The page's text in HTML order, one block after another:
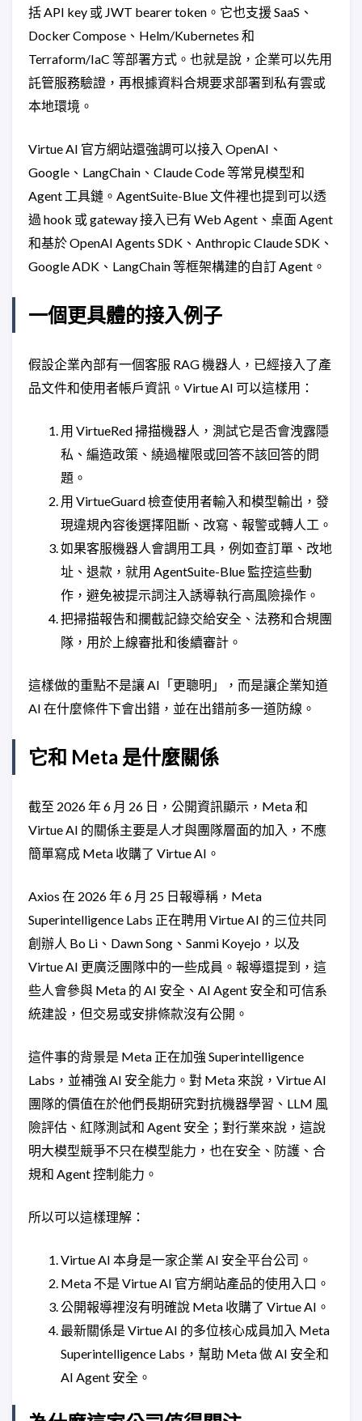
括 API key 或 JWT bearer token。它也支援 SaaS、
Docker Compose、Helm/Kubernetes 和
Terraform/IaC 等部署方式。也就是說，企業可以先用
託管服務驗證，再根據資料合規要求部署到私有雲或
本地環境。
Virtue AI 官方網站還強調可以接入 OpenAI、
Google、LangChain、Claude Code 等常見模型和
Agent 工具鏈。AgentSuite-Blue 文件裡也提到可以透
過 hook 或 gateway 接入已有 Web Agent、桌面 Agent
和基於 OpenAI Agents SDK、Anthropic Claude SDK、
Google ADK、LangChain 等框架構建的自訂 Agent。
一個更具體的接入例子
假設企業內部有一個客服 RAG 機器人，已經接入了產
品文件和使用者帳戶資訊。Virtue AI 可以這樣用：
用 VirtueRed 掃描機器人，測試它是否會洩露隱
私、編造政策、繞過權限或回答不該回答的問
題。
用 VirtueGuard 檢查使用者輸入和模型輸出，發
現違規內容後選擇阻斷、改寫、報警或轉人工。
如果客服機器人會調用工具，例如查訂單、改地
址、退款，就用 AgentSuite-Blue 監控這些動
作，避免被提示詞注入誘導執行高風險操作。
把掃描報告和攔截記錄交給安全、法務和合規團
隊，用於上線審批和後續審計。
這樣做的重點不是讓 AI「更聰明」，而是讓企業知道
AI 在什麼條件下會出錯，並在出錯前多一道防線。
它和 Meta 是什麼關係
截至 2026 年 6 月 26 日，公開資訊顯示，Meta 和
Virtue AI 的關係主要是人才與團隊層面的加入，不應
簡單寫成 Meta 收購了 Virtue AI。
Axios 在 2026 年 6 月 25 日報導稱，Meta
Superintelligence Labs 正在聘用 Virtue AI 的三位共同
創辦人 Bo Li、Dawn Song、Sanmi Koyejo，以及
Virtue AI 更廣泛團隊中的一些成員。報導還提到，這
些人會參與 Meta 的 AI 安全、AI Agent 安全和可信系
統建設，但交易或安排條款沒有公開。
這件事的背景是 Meta 正在加強 Superintelligence
Labs，並補強 AI 安全能力。對 Meta 來說，Virtue AI
團隊的價值在於他們長期研究對抗機器學習、LLM 風
險評估、紅隊測試和 Agent 安全；對行業來說，這說
明大模型競爭不只在模型能力，也在安全、防護、合
規和 Agent 控制能力。
所以可以這樣理解：
Virtue AI 本身是一家企業 AI 安全平台公司。
Meta 不是 Virtue AI 官方網站產品的使用入口。
公開報導裡沒有明確說 Meta 收購了 Virtue AI。
最新關係是 Virtue AI 的多位核心成員加入 Meta
Superintelligence Labs，幫助 Meta 做 AI 安全和
AI Agent 安全。